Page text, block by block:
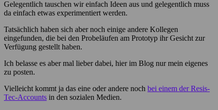
Gelegentlich tauschen wir einfach Ideen aus und gelegentlich muss
da einfach etwas experimentiert werden.
Tatsächlich haben sich aber noch einige andere Kollegen
eingefunden, die bei den Probeläufen am Prototyp ihr Gesicht zur
Verfügung gestellt haben.
Ich belasse es aber mal lieber dabei, hier im Blog nur mein eigenes
zu posten.
Vielleicht kommt ja das eine oder andere noch bei einem der Resis-
Tec-Accounts in den sozialen Medien.